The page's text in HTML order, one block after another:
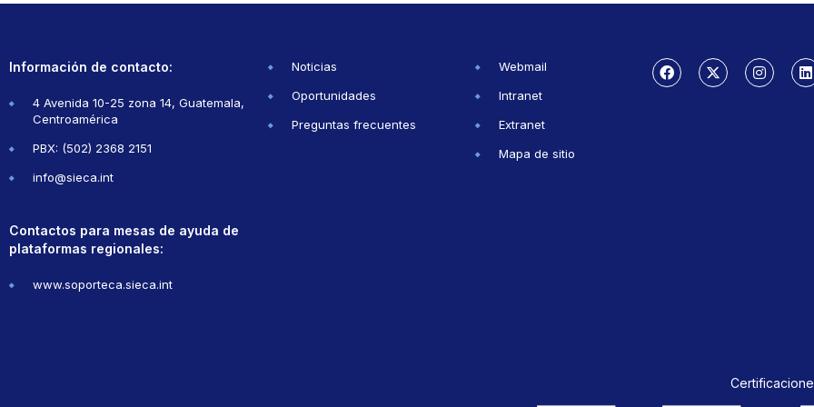
Información de contacto:
4 Avenida 10-25 zona 14, Guatemala,
Centroamérica
PBX: (502) 2368 2151
info@sieca.int
Contactos para mesas de ayuda de
plataformas regionales:
www.soporteca.sieca.int
Noticias
Oportunidades
Preguntas frecuentes
Webmail
Intranet
Extranet
Mapa de sitio